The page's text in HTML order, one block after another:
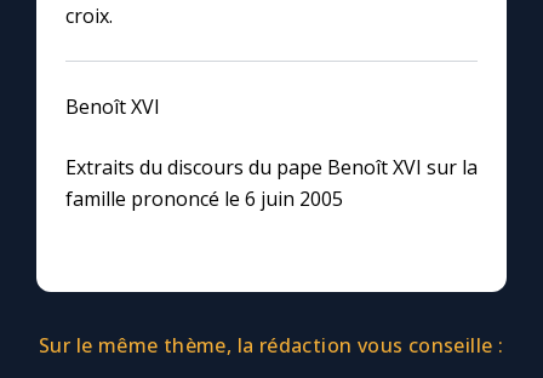
croix.
Benoît XVI
Extraits du discours du pape Benoît XVI sur la
famille prononcé le 6 juin 2005
Sur le même thème, la rédaction vous conseille :